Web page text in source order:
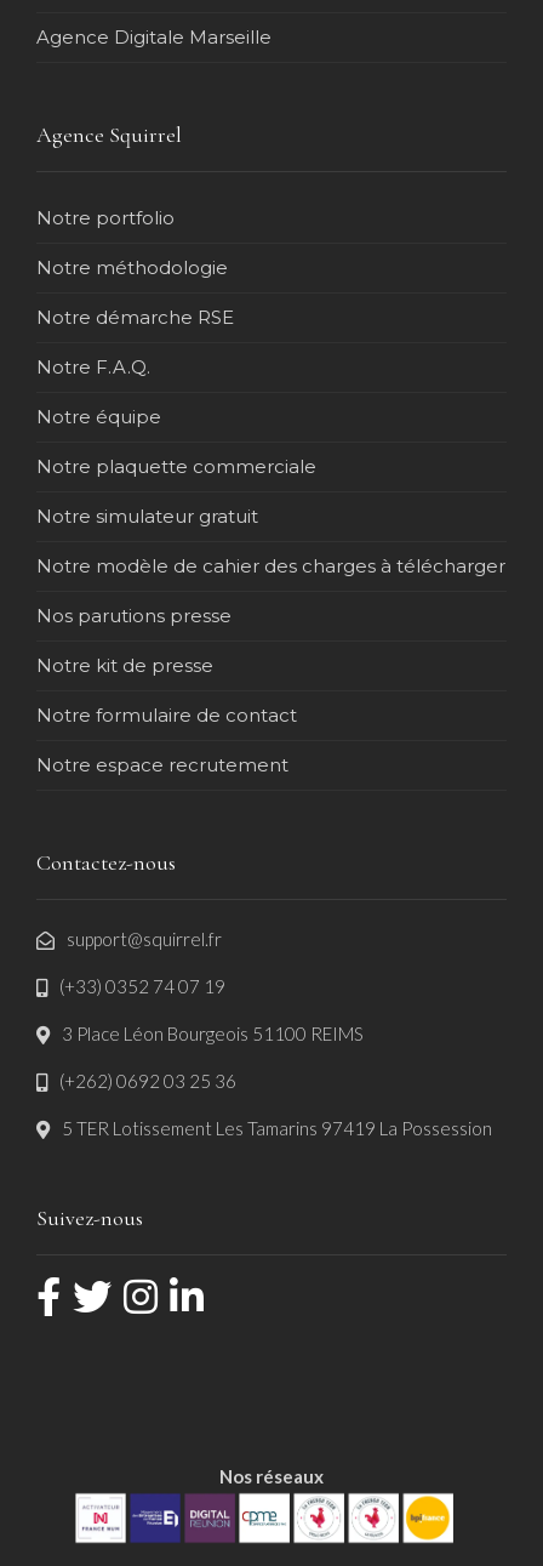
Agence Digitale Marseille
Agence Squirrel
Notre portfolio
Notre méthodologie
Notre démarche RSE
Notre F.A.Q.
Notre équipe
Notre plaquette commerciale
Notre simulateur gratuit
Notre modèle de cahier des charges à télécharger
Nos parutions presse
Notre kit de presse
Notre formulaire de contact
Notre espace recrutement
Contactez-nous
support@squirrel.fr
(+33) 0352 74 07 19
3 Place Léon Bourgeois 51100 REIMS
(+262) 0692 03 25 36
5 TER Lotissement Les Tamarins 97419 La Possession
Suivez-nous
Nos réseaux